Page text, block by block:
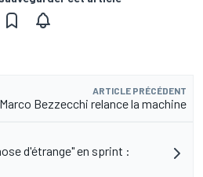
ARTICLE PRÉCÉDENT
Bezzecchi relance la machine
d'étrange" en sprint :